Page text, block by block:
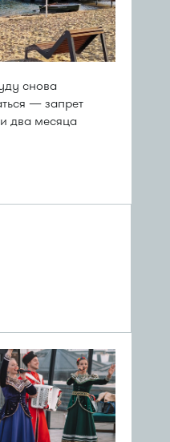
снова
— запрет
два месяца